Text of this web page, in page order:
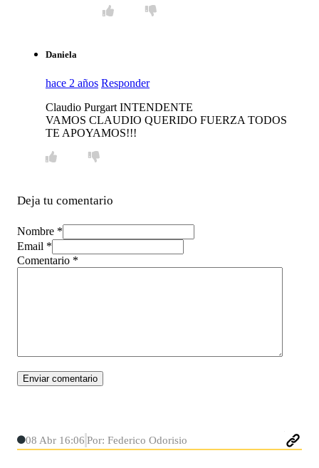
Daniela
hace 2 años Responder
Claudio Purgart INTENDENTE
VAMOS CLAUDIO QUERIDO FUERZA TODOS
TE APOYAMOS!!!
Deja tu comentario
Nombre *
Email *
Comentario *
08 Abr 16:06 Por: Federico Odorisio